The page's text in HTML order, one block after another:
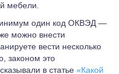
мебели.
один код ОКВЭД —
можно внести
вести несколько
законом это
в статье «Какой